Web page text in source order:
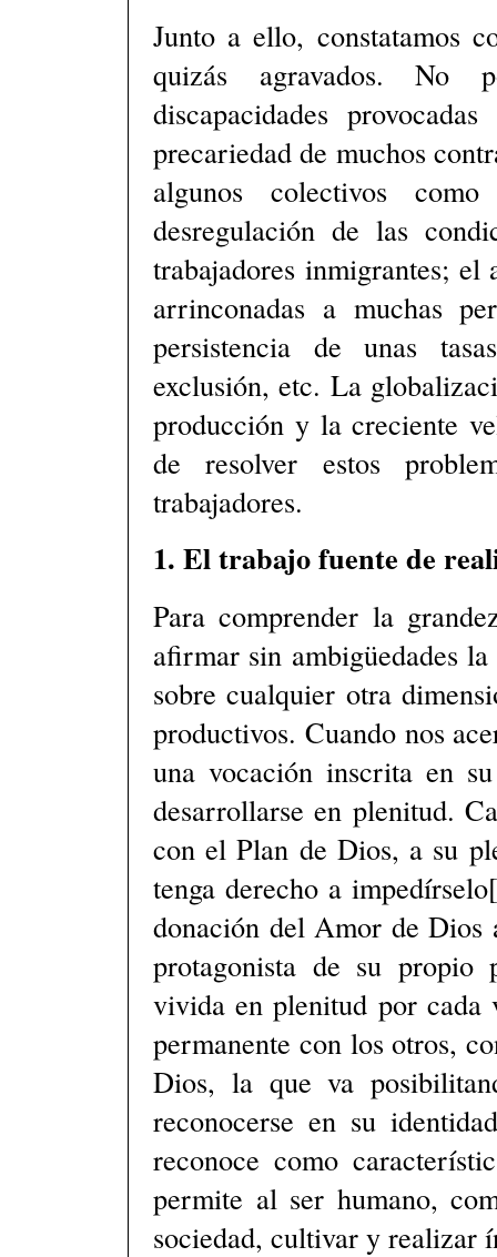
Junto a ello, constatamos
quizás agravados. No
discapacidades
precariedad de muchos
algunos colectivos
desregulación de las
trabajadores inmigrantes; el
arrinconadas a muchas
persistencia de unas
exclusión, etc. La
producción y la creciente
de resolver estos
trabajadores.
1. El trabajo fuente de
Para comprender la
afirmar sin ambigüedades
sobre cualquier otra
productivos. Cuando nos
una vocación inscrita en
desarrollarse en plenitud.
con el Plan de Dios, a su
tenga derecho a
donación del Amor de Dios
protagonista de su propio
vivida en plenitud por cada
permanente con los otros,
Dios, la que va
reconocerse en su
reconoce como
permite al ser humano,
sociedad, cultivar y realizar